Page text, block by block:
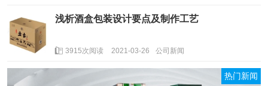
浅析酒盒包装设计要点及制作工艺
3915次阅读 2021-03-26 公司新闻
热门新闻